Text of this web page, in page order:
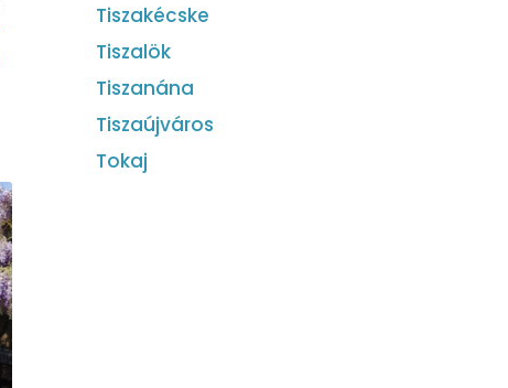
Tiszakécske
Tiszalök
Tiszanána
Tiszaújváros
Tokaj